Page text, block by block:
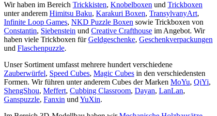
Wir haben im Bereich Trickkisten, Knobelboxen und Trickboxen
unter anderem Himitsu Baku, Karakuri Boxen, TransylvanyArt,
Infinite Loop Games, NKD Puzzle Boxen sowie Trickboxen von
Constantin, Siebenstein und Creative Crafthouse im Angebot. Wir
haben viele Trickboxen fürGeldgeschenke, Geschenkverpackungen
und Flaschenpuzzle.
Unser Sortiment umfasst mehrere hundert verschiedene
Zauberwürfel, Speed Cubes, Magic Cubes in den verschiedensten
Formen. Wir führen unter anderem Cubes der Marken MoYu, QiYi,
ShengShou, Meffert, Cubbing Classroom, Dayan, LanLan,
Ganspuzzle, Fanxin und YuXin.